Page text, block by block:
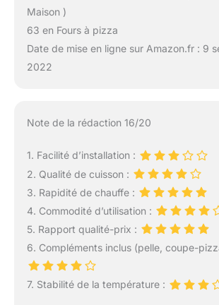
Maison )
63 en Fours à pizza
Date de mise en ligne sur Amazon.fr : 9
2022
Note de la rédaction 16/20
1. Facilité d’installation :
2. Qualité de cuisson :
3. Rapidité de chauffe :
4. Commodité d’utilisation :
5. Rapport qualité-prix :
6. Compléments inclus (pelle, coupe-
7. Stabilité de la température :